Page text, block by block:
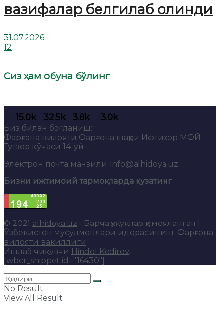
вазифалар белгилаб олинди
31.07.2026
12
Сиз ҳам обуна бўлинг
Биз билан боғланиш:
Фарғона вилояти Фарғона шаҳри Ифтихор МФЙ
Тутзор кўчаси 14-уй
Электрон почта манзили: info@alhidoya.uz
Бизни ижтимоий тармоқларда кузатинг
© 2021 alhidoya.uz - Барча ҳуқуқлар ҳимояланган |
Ўзбекистон мусулмонлари идорасининг Фарғона
вилояти вакиллиги.
Ишлаб чиқувчи Hindol Kodirov.
[wbcr_snippet id="16430"]
No Result
View All Result